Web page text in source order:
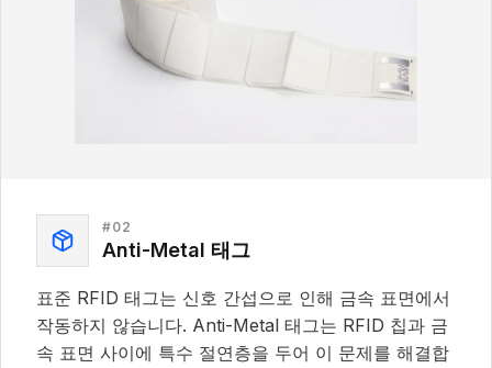
#02
Anti-Metal 태그
표준 RFID 태그는 신호 간섭으로 인해 금속 표면에서
작동하지 않습니다. Anti-Metal 태그는 RFID 칩과 금
속 표면 사이에 특수 절연층을 두어 이 문제를 해결합